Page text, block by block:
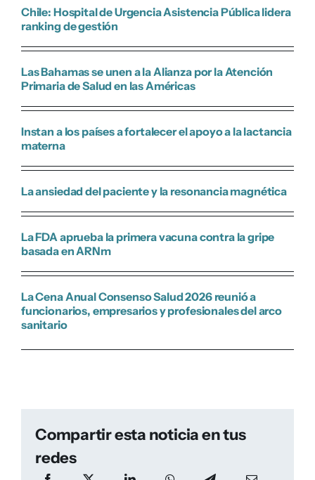
Chile: Hospital de Urgencia Asistencia Pública lidera
ranking de gestión
Las Bahamas se unen a la Alianza por la Atención
Primaria de Salud en las Américas
Instan a los países a fortalecer el apoyo a la lactancia
materna
La ansiedad del paciente y la resonancia magnética
La FDA aprueba la primera vacuna contra la gripe
basada en ARNm
La Cena Anual Consenso Salud 2026 reunió a
funcionarios, empresarios y profesionales del arco
sanitario
Compartir esta noticia en tus
redes